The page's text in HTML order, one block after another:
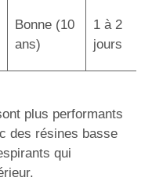
Bonne (10
ans)
1 à 2
jours
plus performants
des résines basse
qui